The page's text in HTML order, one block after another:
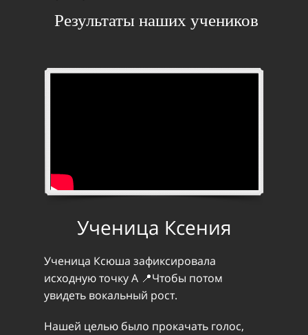
Результаты наших учеников
Ученица Ксения
Ученица Ксюша зафиксировала
исходную точку А 📍Чтобы потом
увидеть вокальный рост.
Нашей целью было прокачать голос,